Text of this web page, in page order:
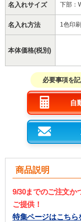
名入れサイズ 下部：
名入れ方法 1色印
本体価格(税別)
必要事項を
自
商品説明
9/30までのご注文か
ご提供！
特集ページはこちら